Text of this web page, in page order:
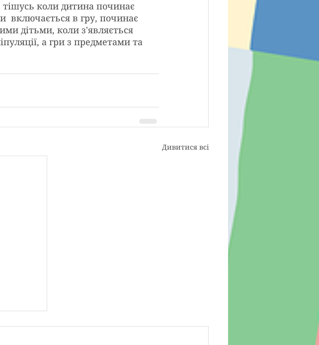
коли дитина починає
включається в гру, починає
дітьми, коли з'являється
а гри з предметами та
Дивитися всі